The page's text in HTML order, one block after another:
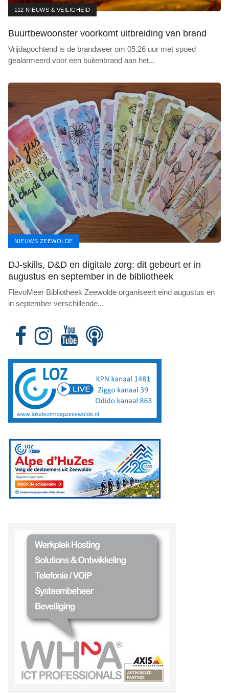
112 NIEUWS & VEILIGHEID
Buurtbewoonster voorkomt uitbreiding van brand
Vrijdagochtend is de brandweer om 05.26 uur met spoed
gealarmeerd voor een buitenbrand aan het...
NIEUWS ZEEWOLDE
DJ-skills, D&D en digitale zorg: dit gebeurt er in
augustus en september in de bibliotheek
FlevoMeer Bibliotheek Zeewolde organiseert eind augustus en
in september verschillende...